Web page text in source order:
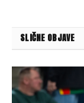
SLIČNE OBJAVE